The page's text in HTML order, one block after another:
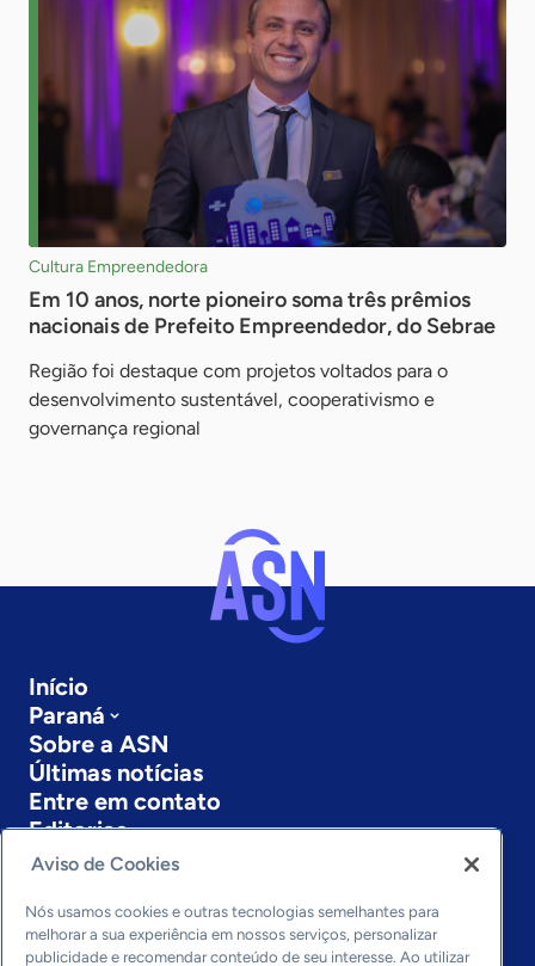
Cultura Empreendedora
Em 10 anos, norte pioneiro soma três prêmios
nacionais de Prefeito Empreendedor, do Sebrae
Região foi destaque com projetos voltados para o
desenvolvimento sustentável, cooperativismo e
governança regional
Início
Paraná
Sobre a ASN
Últimas notícias
Entre em contato
Editorias
Economia & Política
Inovação & Tecnologia
Cultura empreendedora
Aviso de Cookies
Nós usamos cookies e outras tecnologias semelhantes para
melhorar a sua experiência em nossos serviços, personalizar
publicidade e recomendar conteúdo de seu interesse. Ao utilizar